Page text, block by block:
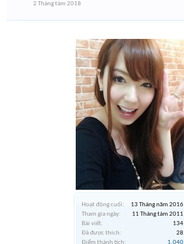
Hoạt động cuối:
13 Tháng năm 2016
Tham gia ngày:
11 Tháng tám 2011
Bài viết:
134
Đã được thích:
28
Điểm thành tích:
1,040
2 Tháng tám 2018